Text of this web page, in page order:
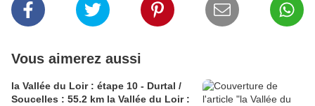
Vous aimerez aussi
la Vallée du Loir : étape 10 - Durtal /
Soucelles : 55.2 km la Vallée du Loir :